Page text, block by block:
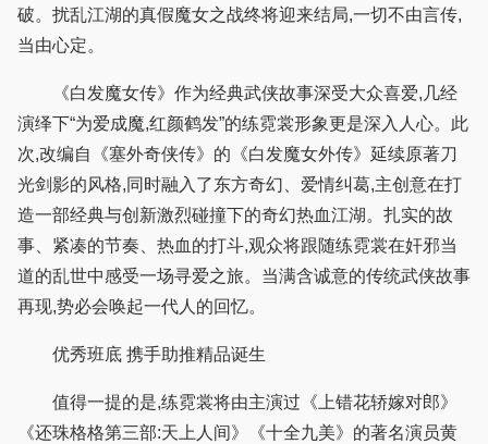
破。扰乱江湖的真假魔女之战终将迎来结局,一切不由言传,
当由心定。
《白发魔女传》作为经典武侠故事深受大众喜爱,几经
演绎下“为爱成魔,红颜鹤发”的练霓裳形象更是深入人心。此
次,改编自《塞外奇侠传》的《白发魔女外传》延续原著刀
光剑影的风格,同时融入了东方奇幻、爱情纠葛,主创意在打
造一部经典与创新激烈碰撞下的奇幻热血江湖。扎实的故
事、紧凑的节奏、热血的打斗,观众将跟随练霓裳在奸邪当
道的乱世中感受一场寻爱之旅。当满含诚意的传统武侠故事
再现,势必会唤起一代人的回忆。
优秀班底 携手助推精品诞生
值得一提的是,练霓裳将由主演过《上错花轿嫁对郎》
《还珠格格第三部:天上人间》《十全九美》的著名演员黄